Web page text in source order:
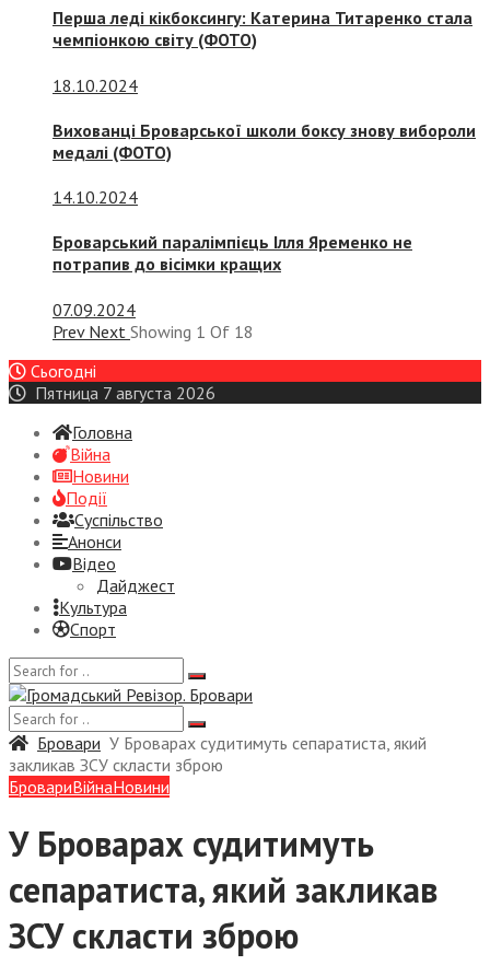
Перша леді кікбоксингу: Катерина Титаренко стала
чемпіонкою світу (ФОТО)
18.10.2024
Вихованці Броварської школи боксу знову вибороли
медалі (ФОТО)
14.10.2024
Броварський паралімпієць Ілля Яременко не
потрапив до вісімки кращих
07.09.2024
Prev Next Showing 1 Of 18
Сьогодні
Пятница 7 августа 2026
Головна
Війна
Новини
Події
Суспiльство
Анонси
Відео
Дайджест
Культура
Спорт
Бровари У Броварах судитимуть сепаратиста, який
закликав ЗСУ скласти зброю
БровариВійнаНовини
У Броварах судитимуть
сепаратиста, який закликав
ЗСУ скласти зброю